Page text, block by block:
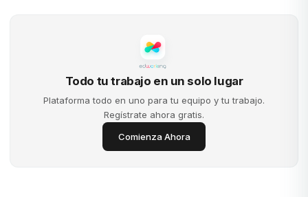
Todo tu trabajo en un solo lugar
Plataforma todo en uno para tu equipo y tu trabajo.
Regístrate ahora gratis.
Comienza Ahora